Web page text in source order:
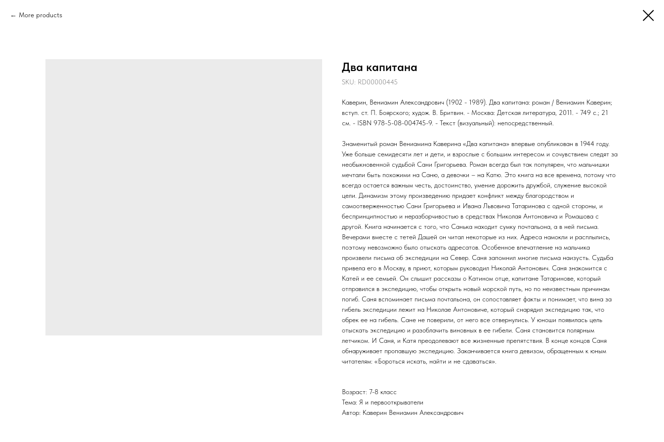
More products
Два капитана
SKU: RD00000445
Каверин, Вениамин Александрович (1902 - 1989). Два капитана: роман / Вениамин Каверин;
вступ. ст. П. Боярского; худож. В. Бритвин. - Москва: Детская литература, 2011. - 749 с.; 21
см. - ISBN 978-5-08-004745-9. - Текст (визуальный): непосредственный.
Знаменитый роман Вениамина Каверина «Два капитана» впервые опубликован в 1944 году.
Уже больше семидесяти лет и дети, и взрослые с большим интересом и сочувствием следят за
необыкновенной судьбой Сани Григорьева. Роман всегда был так популярен, что мальчишки
мечтали быть похожими на Саню, а девочки – на Катю. Это книга на все времена, потому что
всегда остается важным честь, достоинство, умение дорожить дружбой, служение высокой
цели. Динамизм этому произведению придает конфликт между благородством и
самоотверженностью Сани Григорьева и Ивана Львовича Татаринова с одной стороны, и
беспринципностью и неразборчивостью в средствах Николая Антоновича и Ромашова с
другой. Книга начинается с того, что Санька находит сумку почтальона, а в ней письма.
Вечерами вместе с тетей Дашей он читал некоторые из них. Адреса намокли и расплылись,
поэтому невозможно было отыскать адресатов. Особенное впечатление на мальчика
произвели письма об экспедиции на Север. Саня запомнил многие письма наизусть. Судьба
привела его в Москву, в приют, которым руководил Николай Антонович. Саня знакомится с
Катей и ее семьей. Он слышит рассказы о Катином отце, капитане Татаринове, который
отправился в экспедицию, чтобы открыть новый морской путь, но по неизвестным причинам
погиб. Саня вспоминает письма почтальона, он сопоставляет факты и понимает, что вина за
гибель экспедиции лежит на Николае Антоновиче, который снарядил экспедицию так, что
обрек ее на гибель. Сане не поверили, от него все отвернулись. У юноши появилась цель
отыскать экспедицию и разоблачить виновных в ее гибели. Саня становится полярным
летчиком. И Саня, и Катя преодолевают все жизненные препятствия. В конце концов Саня
обнаруживает пропавшую экспедицию. Заканчивается книга девизом, обращенным к юным
читателям: «Бороться искать, найти и не сдаваться».
Возраст: 7-8 класс
Тема: Я и первооткрыватели
Автор: Каверин Вениамин Александрович